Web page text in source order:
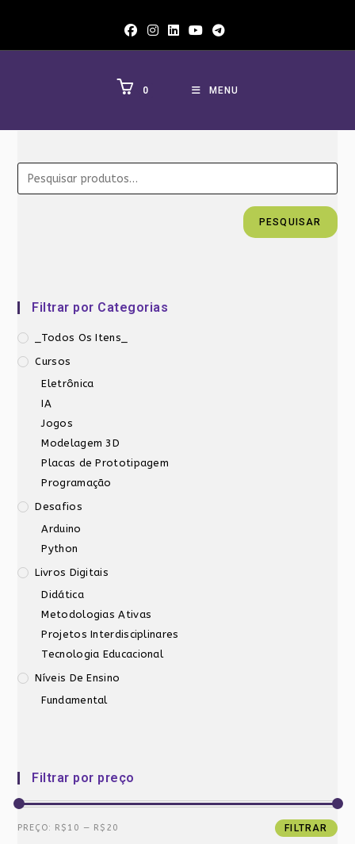
0 MENU
PESQUISAR
Filtrar por Categorias
_Todos Os Itens_
Cursos
Eletrônica
IA
Jogos
Modelagem 3D
Placas de Prototipagem
Programação
Desafios
Arduino
Python
Livros Digitais
Didática
Metodologias Ativas
Projetos Interdisciplinares
Tecnologia Educacional
Níveis De Ensino
Fundamental
Filtrar por preço
Preço
Preço
FILTRAR
PREÇO: R$10 — R$20